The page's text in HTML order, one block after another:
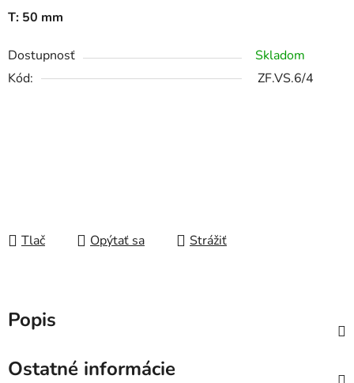
T: 50 mm
Dostupnosť
Skladom
Kód:
ZF.VS.6/4
Tlač Opýtať sa Strážiť
Popis
Ostatné informácie